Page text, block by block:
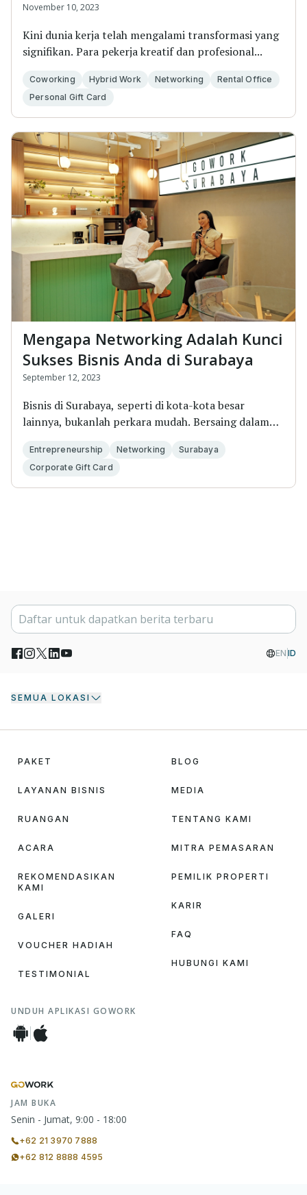
November 10, 2023
Kini dunia kerja telah mengalami transformasi yang
signifikan. Para pekerja kreatif dan profesional...
Coworking Hybrid Work Networking
Rental Office
Personal Gift Card
Mengapa Networking Adalah Kunci
Sukses Bisnis Anda di Surabaya
September 12, 2023
Bisnis di Surabaya, seperti di kota-kota besar
lainnya, bukanlah perkara mudah. Bersaing dalam
Entrepreneurship Networking
Surabaya
Corporate Gift Card
EN ID
SEMUA LOKASI
PAKET
LAYANAN BISNIS
RUANGAN
ACARA
REKOMENDASIKAN
KAMI
GALERI
VOUCHER HADIAH
TESTIMONIAL
BLOG
MEDIA
TENTANG KAMI
MITRA PEMASARAN
PEMILIK PROPERTI
KARIR
FAQ
HUBUNGI KAMI
UNDUH APLIKASI GOWORK
JAM BUKA
Senin - Jumat, 9:00 - 18:00
+62 21 3970 7888
+62 812 8888 4595